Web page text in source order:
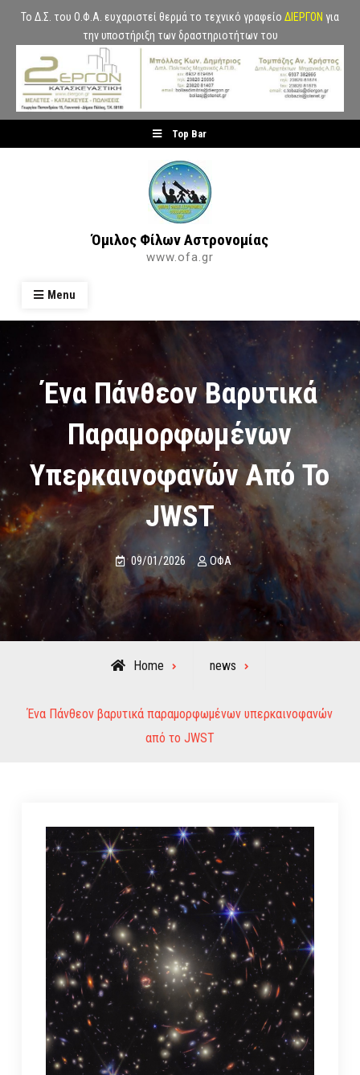
Το Δ.Σ. του Ο.Φ.Α. ευχαριστεί θερμά το τεχνικό γραφείο ΔΙΕΡΓΟΝ για
την υποστήριξη των δραστηριοτήτων του
to
Top Bar
Όμιλος Φίλων Αστρονομίας
www.ofa.gr
Menu
Ένα Πάνθεον Βαρυτικά
Παραμορφωμένων
Υπερκαινοφανών Από Το
JWST
09/01/2026 ΟΦΑ
Home news
Ένα Πάνθεον βαρυτικά παραμορφωμένων υπερκαινοφανών
από το JWST